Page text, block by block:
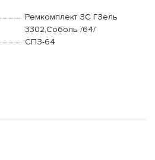
Ремкомплект ЗС ГЗель
3302,Соболь /64/
СПЗ-64